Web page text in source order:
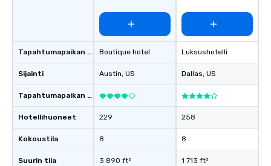
Tapahtumapaikan tyyppi
Sijainti
Tapahtumapaikan luokitus
Hotellihuoneet
Kokoustila
Suurin tila
Boutique hotel
Austin, US
229
8
3 890 ft²
Luksushotelli
Dallas, US
258
8
1 713 ft²